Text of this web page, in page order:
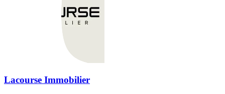
Lacourse Immobilier